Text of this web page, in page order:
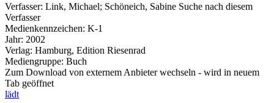
Verfasser: Link, Michael; Schöneich, Sabine Suche nach diesem
Verfasser
Medienkennzeichen: K-1
Jahr: 2002
Verlag: Hamburg, Edition Riesenrad
Mediengruppe: Buch
Zum Download von externem Anbieter wechseln - wird in neuem
Tab geöffnet
lädt